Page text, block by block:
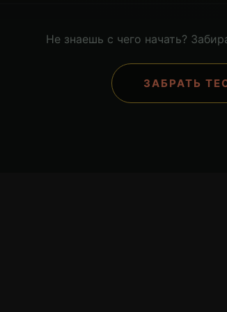
Не знаешь с чего начать?
ЗАБРАТЬ